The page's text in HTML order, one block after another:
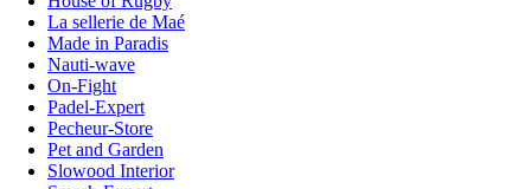
La sellerie de Maé
Made in Paradis
Nauti-wave
On-Fight
Padel-Expert
Pecheur-Store
Pet and Garden
Slowood Interior